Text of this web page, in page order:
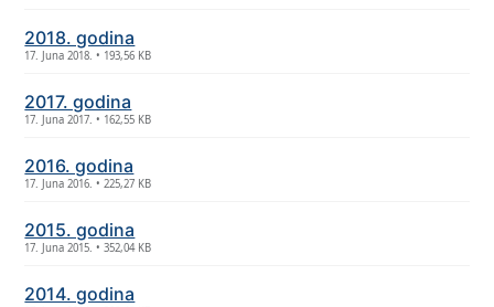
2018. godina
17. Juna 2018. • 193,56 KB
2017. godina
17. Juna 2017. • 162,55 KB
2016. godina
17. Juna 2016. • 225,27 KB
2015. godina
17. Juna 2015. • 352,04 KB
2014. godina